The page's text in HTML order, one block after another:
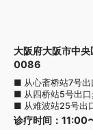
大阪府大阪市中
0086
■ 从心斋桥站7号
■ 从四桥站5号出
■ 从难波站25号出
诊疗时间 ： 11:00